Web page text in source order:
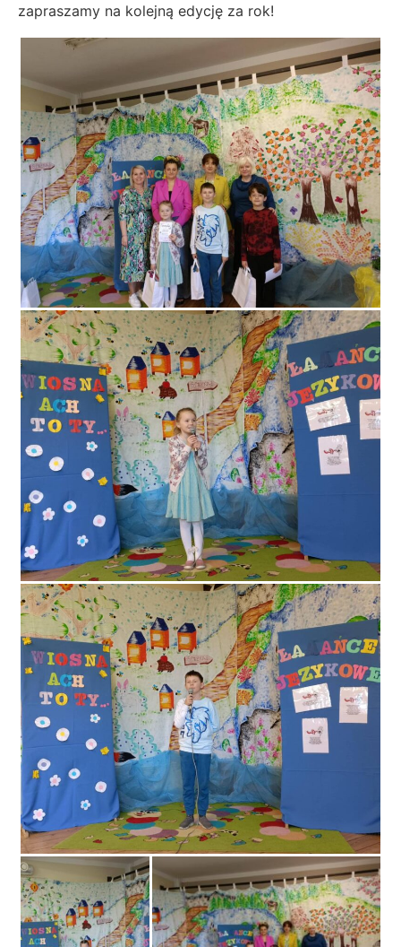
zapraszamy na kolejną edycję za rok!